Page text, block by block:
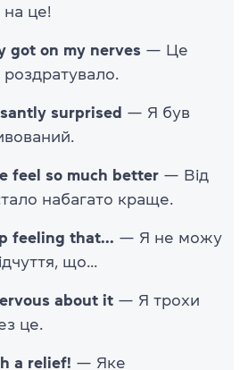
це!
got on my nerves — Це
surprised — Я був
feel so much better — Від
набагато краще.
feeling that... — Я не можу
що...
about it — Я трохи
це.
a relief! — Яке